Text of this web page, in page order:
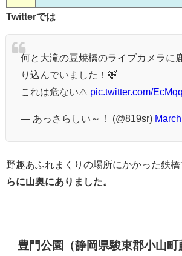
Twitterでは
何と大滝の豆焼橋のライブカメラに
り込んでいました！🦌
これは危ない⚠️ pic.twitter.com/
— あっさらしい～！ (@819sr)
野趣あふれまくりの場所にかかった鉄橋
らに山奥にありました。
豊門公園（静岡県駿東郡小山町